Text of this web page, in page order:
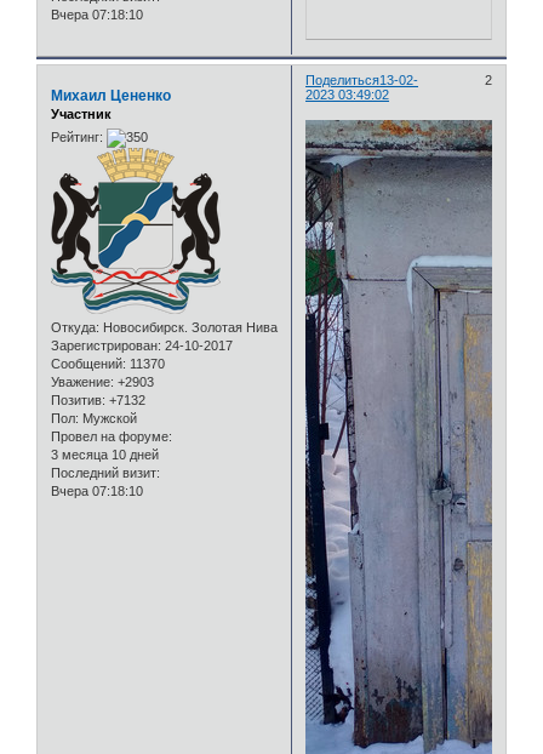
Вчера 07:18:10
Поделиться 2
13-02-
2023 03:49:02
Михаил Цененко
Участник
Рейтинг:
Откуда: Новосибирск. Золотая Нива
Зарегистрирован: 24-10-2017
Сообщений: 11370
Уважение: +2903
Позитив: +7132
Пол: Мужской
Провел на форуме:
3 месяца 10 дней
Последний визит:
Вчера 07:18:10